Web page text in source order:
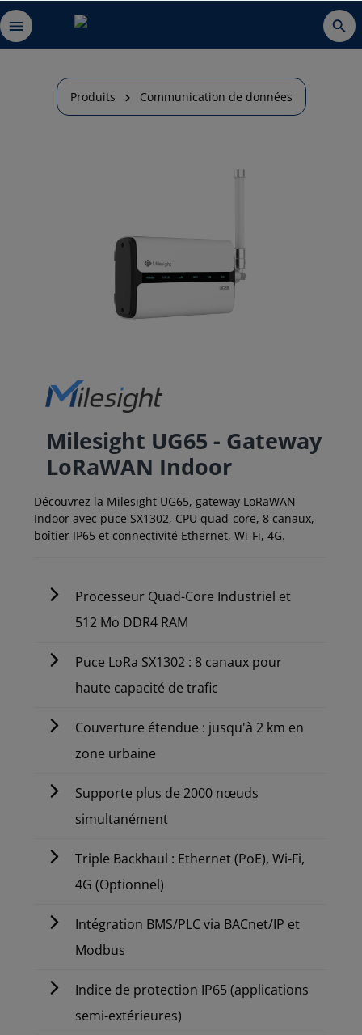
Produits Communication de données
Milesight UG65 - Gateway
LoRaWAN Indoor
Découvrez la Milesight UG65, gateway LoRaWAN
Indoor avec puce SX1302, CPU quad-core, 8 canaux,
boîtier IP65 et connectivité Ethernet, Wi-Fi, 4G.
Processeur Quad-Core Industriel et
512 Mo DDR4 RAM
Puce LoRa SX1302 : 8 canaux pour
haute capacité de trafic
Couverture étendue : jusqu'à 2 km en
zone urbaine
Supporte plus de 2000 nœuds
simultanément
Triple Backhaul : Ethernet (PoE), Wi-Fi,
4G (Optionnel)
Intégration BMS/PLC via BACnet/IP et
Modbus
Indice de protection IP65 (applications
semi-extérieures)